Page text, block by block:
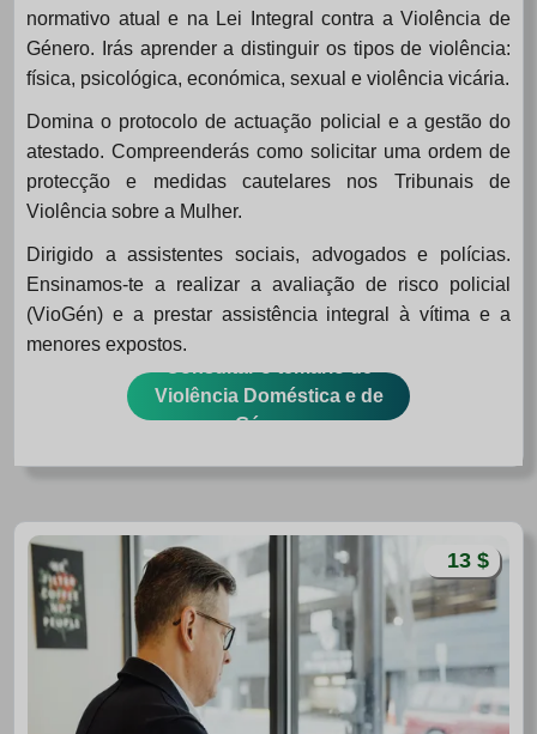
normativo atual e na Lei Integral contra a Violência de
Género. Irás aprender a distinguir os tipos de violência:
física, psicológica, económica, sexual e violência vicária.
Domina o protocolo de actuação policial e a gestão do
atestado. Compreenderás como solicitar uma ordem de
protecção e medidas cautelares nos Tribunais de
Violência sobre a Mulher.
Dirigido a assistentes sociais, advogados e polícias.
Ensinamos-te a realizar a avaliação de risco policial
(VioGén) e a prestar assistência integral à vítima e a
menores expostos.
Consultar o temário de
Violência Doméstica e de
Género
13 $